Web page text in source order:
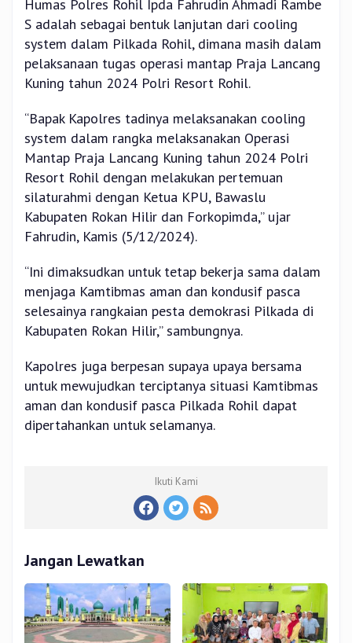
Humas Polres Rohil Ipda Fahrudin Ahmadi Rambe
S adalah sebagai bentuk lanjutan dari cooling
system dalam Pilkada Rohil, dimana masih dalam
pelaksanaan tugas operasi mantap Praja Lancang
Kuning tahun 2024 Polri Resort Rohil.
“Bapak Kapolres tadinya melaksanakan cooling
system dalam rangka melaksanakan Operasi
Mantap Praja Lancang Kuning tahun 2024 Polri
Resort Rohil dengan melakukan pertemuan
silaturahmi dengan Ketua KPU, Bawaslu
Kabupaten Rokan Hilir dan Forkopimda,” ujar
Fahrudin, Kamis (5/12/2024).
“Ini dimaksudkan untuk tetap bekerja sama dalam
menjaga Kamtibmas aman dan kondusif pasca
selesainya rangkaian pesta demokrasi Pilkada di
Kabupaten Rokan Hilir,” sambungnya.
Kapolres juga berpesan supaya upaya bersama
untuk mewujudkan terciptanya situasi Kamtibmas
aman dan kondusif pasca Pilkada Rohil dapat
dipertahankan untuk selamanya.
Ikuti Kami
Jangan Lewatkan